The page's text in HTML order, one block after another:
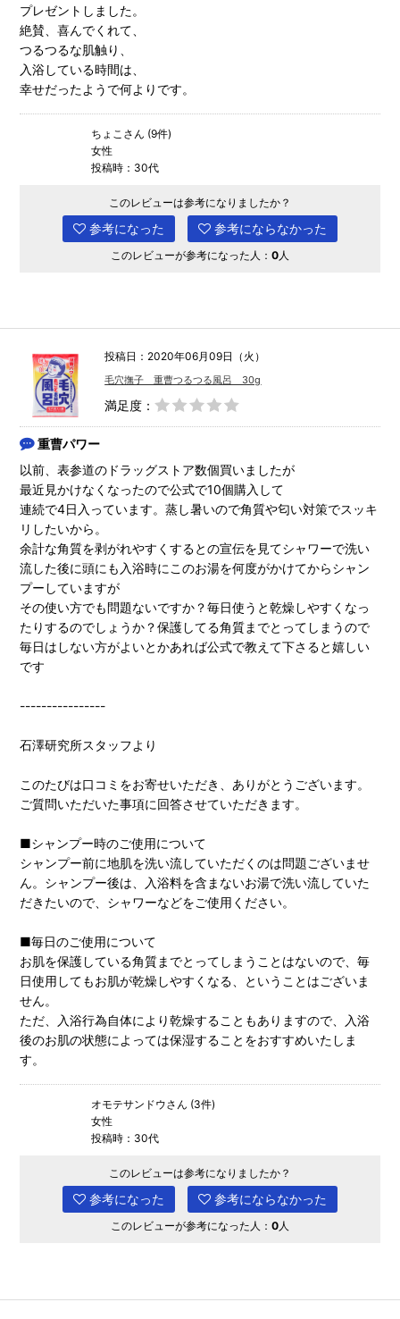
プレゼントしました。
絶賛、喜んでくれて、
つるつるな肌触り、
入浴している時間は、
幸せだったようで何よりです。
ちょこさん (9件)
女性
投稿時：30代
このレビューは参考になりましたか？
参考になった 参考にならなかった
このレビューが参考になった人： 0 人
投稿日：2020年06月09日（火）
毛穴撫子 重曹つるつる風呂 30g
満足度：
重曹パワー
以前、表参道のドラッグストア数個買いましたが
最近見かけなくなったので公式で10個購入して
連続で4日入っています。蒸し暑いので角質や匂い対策でスッキ
リしたいから。
余計な角質を剥がれやすくするとの宣伝を見てシャワーで洗い
流した後に頭にも入浴時にこのお湯を何度がかけてからシャン
プーしていますが
その使い方でも問題ないですか？毎日使うと乾燥しやすくなっ
たりするのでしょうか？保護してる角質までとってしまうので
毎日はしない方がよいとかあれば公式で教えて下さると嬉しい
です
----------------
石澤研究所スタッフより
このたびは口コミをお寄せいただき、ありがとうございます。
ご質問いただいた事項に回答させていただきます。
■シャンプー時のご使用について
シャンプー前に地肌を洗い流していただくのは問題ございませ
ん。シャンプー後は、入浴料を含まないお湯で洗い流していた
だきたいので、シャワーなどをご使用ください。
■毎日のご使用について
お肌を保護している角質までとってしまうことはないので、毎
日使用してもお肌が乾燥しやすくなる、ということはございま
せん。
ただ、入浴行為自体により乾燥することもありますので、入浴
後のお肌の状態によっては保湿することをおすすめいたしま
す。
オモテサンドウさん (3件)
女性
投稿時：30代
このレビューは参考になりましたか？
参考になった 参考にならなかった
このレビューが参考になった人： 0人